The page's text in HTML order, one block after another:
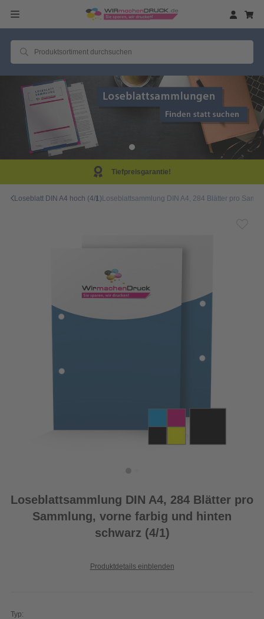
Loseblatt DIN A4 hoch (4/1)Loseblattsammlung DIN A4, 284 Blätter pro
Loseblattsammlung DIN A4, 284 Blätter pro
Sammlung, vorne farbig und hinten
schwarz (4/1)
Produktdetails einblenden
Typ: